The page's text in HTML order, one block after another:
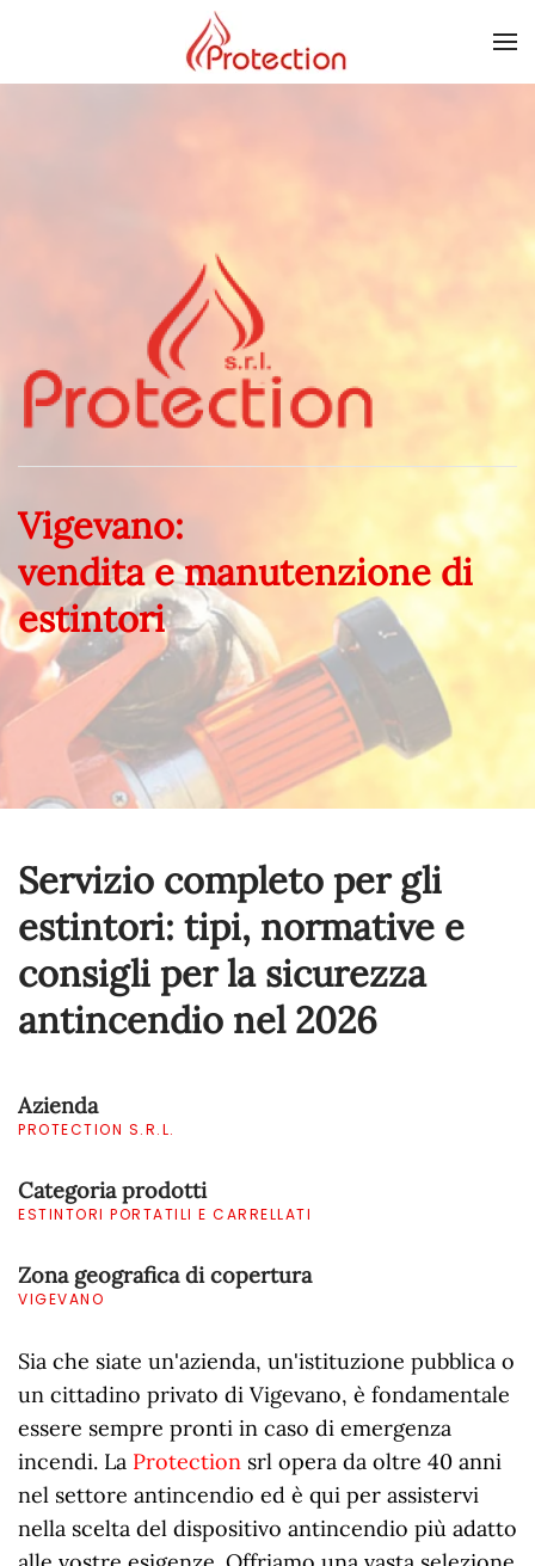
Skip to main content
Vigevano:
vendita e manutenzione di
estintori
Servizio completo per gli
estintori: tipi, normative e
consigli per la sicurezza
antincendio nel 2026
Azienda
PROTECTION S.R.L.
Categoria prodotti
ESTINTORI PORTATILI E CARRELLATI
Zona geografica di copertura
VIGEVANO
Sia che siate un'azienda, un'istituzione pubblica o
un cittadino privato di Vigevano, è fondamentale
essere sempre pronti in caso di emergenza
incendi. La Protection srl opera da oltre 40 anni
nel settore antincendio ed è qui per assistervi
nella scelta del dispositivo antincendio più adatto